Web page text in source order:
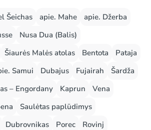
Šeichas apie. Mahe
apie. Džerba
Nusa Dua (Balis)
Šiaurės Malės atolas Bentota
Pataja
Samui Dubajus Fujairah
Šardža
– Engordany Kaprun
Vena
Saulėtas paplūdimys
Dubrovnikas Porec
Rovinj